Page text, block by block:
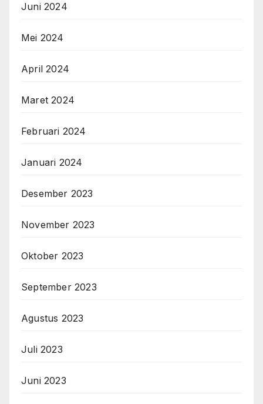
Juni 2024
Mei 2024
April 2024
Maret 2024
Februari 2024
Januari 2024
Desember 2023
November 2023
Oktober 2023
September 2023
Agustus 2023
Juli 2023
Juni 2023